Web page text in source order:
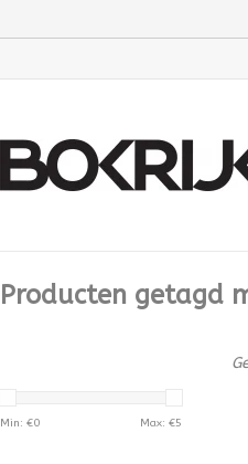
Producten getagd
Min: €0 Max: €5